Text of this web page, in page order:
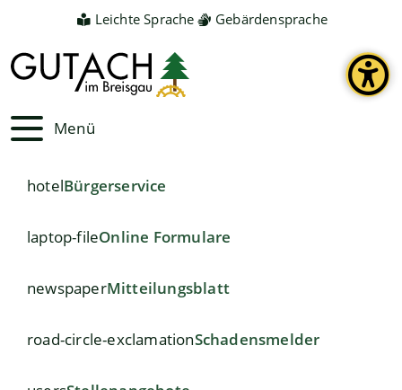
Leichte Sprache Gebärdensprache
Menü
hotelBürgerservice
laptop-fileOnline Formulare
newspaperMitteilungsblatt
road-circle-exclamationSchadensmelder